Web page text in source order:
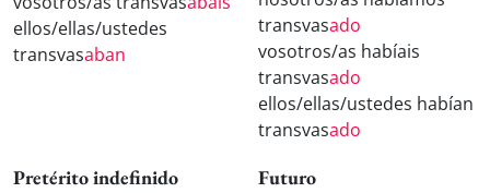
ellos/ellas/ustedes
transvasaban
transvasado
vosotros/as habíais
transvasado
ellos/ellas/ustedes habían
transvasado
Pretérito indefinido Futuro